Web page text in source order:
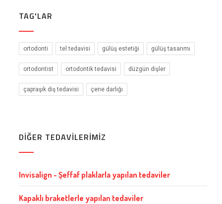
TAG'LAR
ortodonti tel tedavisi gülüş estetiği gülüş tasarımı
ortodontist ortodontik tedavisi düzgün dişler
çapraşık diş tedavisi çene darlığı
DİĞER TEDAVİLERİMİZ
Invisalign - Şeffaf plaklarla yapılan tedaviler
Kapaklı braketlerle yapılan tedaviler